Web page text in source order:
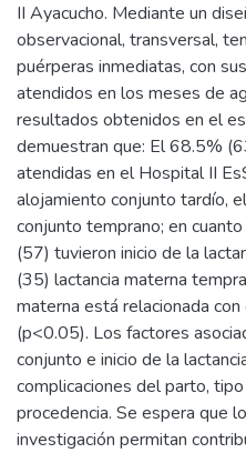
II Ayacucho. Mediante un
observacional, transversal,
puérperas inmediatas, con
atendidos en los meses de
resultados obtenidos en el
demuestran que: El 68.5%
atendidas en el Hospital II
alojamiento conjunto tardío,
conjunto temprano; en
(57) tuvieron inicio de la
(35) lactancia materna
materna está relacionada
(p<0.05). Los factores
conjunto e inicio de la
complicaciones del parto,
procedencia. Se espera que
investigación permitan